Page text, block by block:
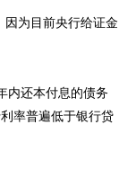
为目前央行给证金
还本付息的债务
率普遍低于银行贷